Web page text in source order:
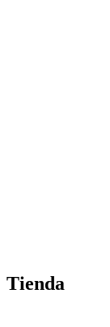
Tienda